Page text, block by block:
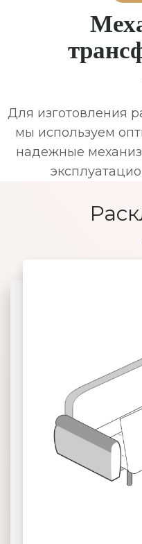
Для изготовления
мы используем
надежные